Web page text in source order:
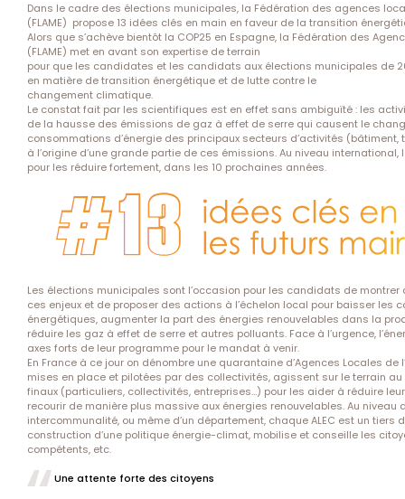
Dans le cadre des élections municipales, la Fédération des agences
(FLAME) propose 13 idées clés en main en faveur de la transition
Alors que s’achève bientôt la COP25 en Espagne, la Fédération des
(FLAME) met en avant son expertise de terrain
pour que les candidates et les candidats aux élections municipales de
en matière de transition énergétique et de lutte contre le
changement climatique.
Le constat fait par les scientifiques est en effet sans ambiguïté : les
de la hausse des émissions de gaz à effet de serre qui causent le
consommations d’énergie des principaux secteurs d’activités
à l’origine d’une grande partie de ces émissions. Au niveau international,
pour les réduire fortement, dans les 10 prochaines années.
Les élections municipales sont l’occasion pour les candidats de montrer
ces enjeux et de proposer des actions à l’échelon local pour baisser les
énergétiques, augmenter la part des énergies renouvelables dans la
réduire les gaz à effet de serre et autres polluants. Face à l’urgence,
axes forts de leur programme pour le mandat à venir.
En France à ce jour on dénombre une quarantaine d’Agences Locales de
mises en place et pilotées par des collectivités, agissent sur le terrain
finaux (particuliers, collectivités, entreprises…) pour les aider à réduire
recourir de manière plus massive aux énergies renouvelables. Au niveau
intercommunalité, ou même d’un département, chaque ALEC est un
construction d’une politique énergie-climat, mobilise et conseille les
compétents, etc.
Une attente forte des citoyens